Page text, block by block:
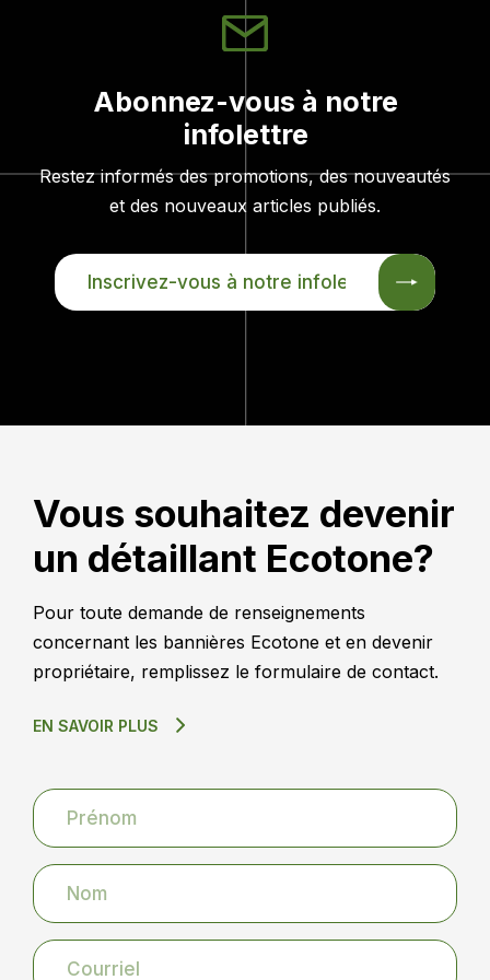
Abonnez-vous à notre
infolettre
Restez informés des promotions, des nouveautés
et des nouveaux articles publiés.
INSCRIVEZ-
VOUS
Vous souhaitez devenir
un détaillant Ecotone?
Pour toute demande de renseignements
concernant les bannières Ecotone et en devenir
propriétaire, remplissez le formulaire de contact.
EN SAVOIR PLUS